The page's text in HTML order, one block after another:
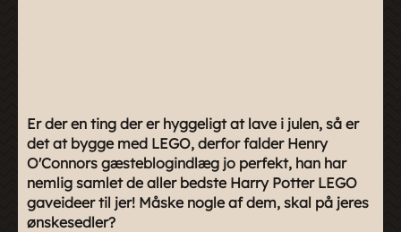
Er der en ting der er hyggeligt at lave i julen, så er
det at bygge med LEGO, derfor falder Henry
O'Connors gæsteblogindlæg jo perfekt, han har
nemlig samlet de aller bedste Harry Potter LEGO
gaveideer til jer! Måske nogle af dem, skal på jeres
ønskesedler?